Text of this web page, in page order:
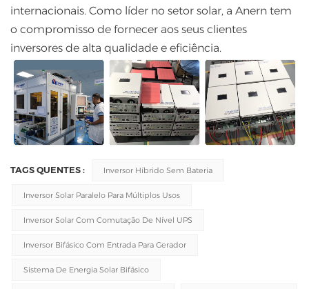
internacionais. Como líder no setor solar, a Anern tem
o compromisso de fornecer aos seus clientes
inversores de alta qualidade e eficiência.
TAGS QUENTES : Inversor Híbrido Sem Bateria
Inversor Solar Paralelo Para Múltiplos Usos
Inversor Solar Com Comutação De Nível UPS
Inversor Bifásico Com Entrada Para Gerador
Sistema De Energia Solar Bifásico